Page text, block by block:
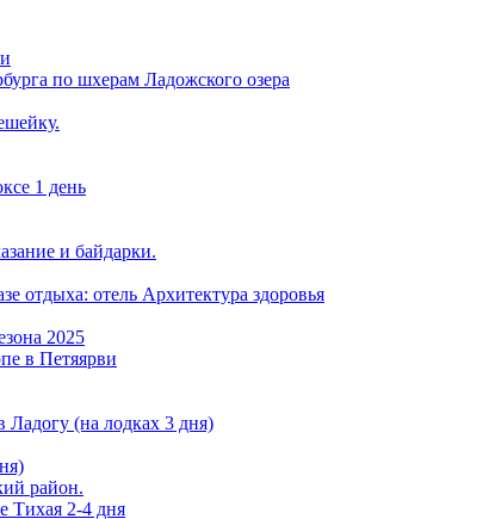
по шхерам Ладожского озера
1 день
и байдарки.
отдыха: отель Архитектура здоровья
2025
в Петяярви
(на лодках 3 дня)
район.
Тихая 2-4 дня